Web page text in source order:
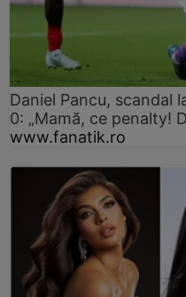
Daniel Pancu, scandal
0: „Mamă, ce penalty!
www.fanatik.ro